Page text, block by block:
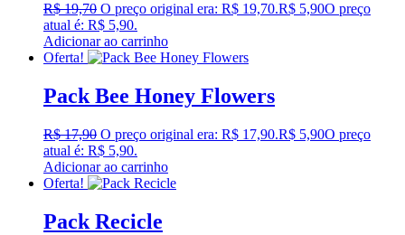
R$19,70 O preço original era: R$ 19,70.R$ 5,90O preço
atual é: R$ 5,90.
Adicionar ao carrinho
Oferta!
Pack Bee Honey Flowers
R$17,90 O preço original era: R$ 17,90.R$ 5,90O preço
atual é: R$ 5,90.
Adicionar ao carrinho
Oferta!
Pack Recicle